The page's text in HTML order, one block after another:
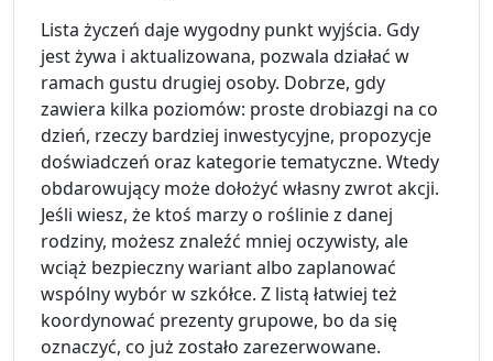
Lista życzeń daje wygodny punkt wyjścia. Gdy
jest żywa i aktualizowana, pozwala działać w
ramach gustu drugiej osoby. Dobrze, gdy
zawiera kilka poziomów: proste drobiazgi na co
dzień, rzeczy bardziej inwestycyjne, propozycje
doświadczeń oraz kategorie tematyczne. Wtedy
obdarowujący może dołożyć własny zwrot akcji.
Jeśli wiesz, że ktoś marzy o roślinie z danej
rodziny, możesz znaleźć mniej oczywisty, ale
wciąż bezpieczny wariant albo zaplanować
wspólny wybór w szkółce. Z listą łatwiej też
koordynować prezenty grupowe, bo da się
oznaczyć, co już zostało zarezerwowane.